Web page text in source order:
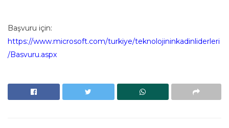
Başvuru için:
https://www.microsoft.com/turkiye/teknolojininkadinliderleri
/Basvuru.aspx